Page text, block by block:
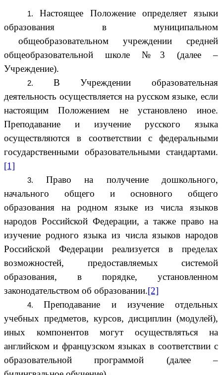
Настоящее Положение определяет языки
образования в муниципальном
общеобразовательном учреждении средней
общеобразовательной школе №3 (далее –
Учреждение).
В Учреждении образовательная
деятельность осуществляется на русском языке, если
настоящим Положением не установлено иное.
Преподавание и изучение русского языка
осуществляются в соответствии с федеральными
государственными образовательными стандартами.
[1]
Право на получение дошкольного,
начального общего и основного общего
образования на родном языке из числа языков
народов Российской Федерации, а также право на
изучение родного языка из числа языков народов
Российской Федерации реализуется в пределах
возможностей, предоставляемых системой
образования, в порядке, установленном
законодательством об образовании.[2]
Преподавание и изучение отдельных
учебных предметов, курсов, дисциплин (модулей),
иных компонентов могут осуществляться на
английском и французском языках в соответствии с
образовательной программой (далее –